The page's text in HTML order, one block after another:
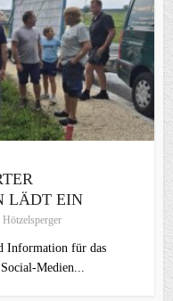
LÄDT EIN
Hötzelsperger
Information für das
Medien...